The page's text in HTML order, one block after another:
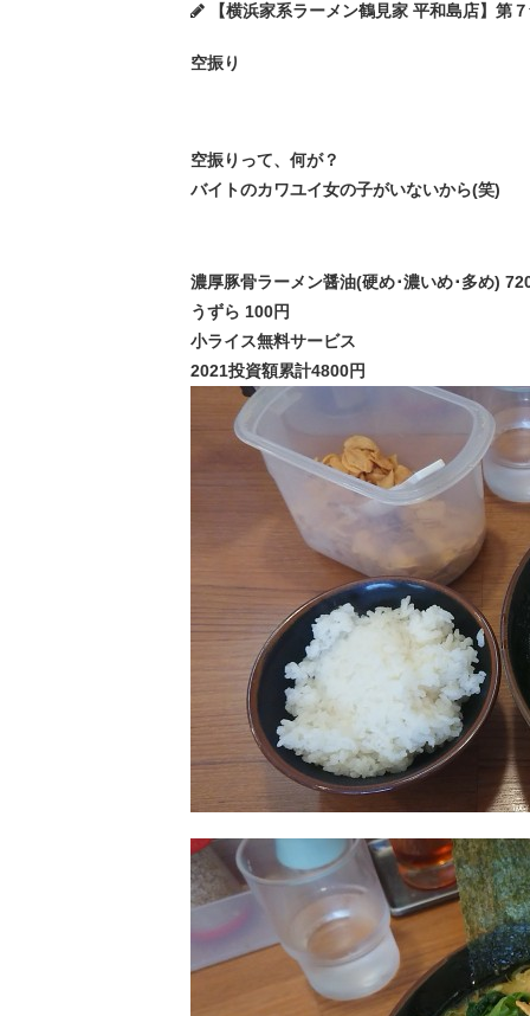
【横浜家系ラーメン鶴見家 平和島店】第
空振り
空振りって、何が？
バイトのカワユイ女の子がいないから(笑)
濃厚豚骨ラーメン醤油(硬め･濃いめ･多め)
うずら 100円
小ライス無料サービス
2021投資額累計4800円